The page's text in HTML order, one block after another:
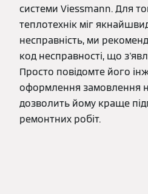
системи Viessmann. Для
теплотехнік міг
несправність, ми
код несправності, що
Просто повідомте його
оформлення замовлення
дозволить йому краще
ремонтних робіт.